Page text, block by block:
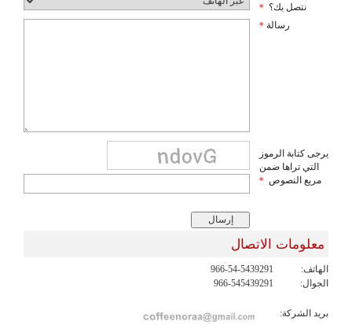
نتصل بك؟ *
رسالة *
يرجى كتابة الرموز
التي تراها ضمن
مربع النصوص *
معلومات الاتصال
الهاتف:
966-54-5439291
الجوال:
966-545439291
بريد الشركة: